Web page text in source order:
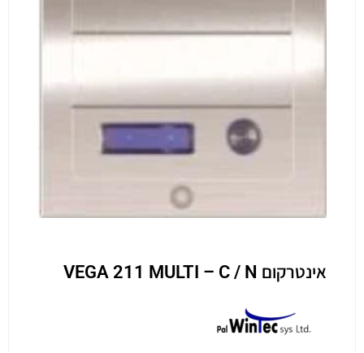
אינטרקום VEGA 211 MULTI – C / N